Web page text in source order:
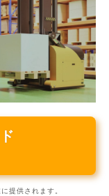
提供されます。